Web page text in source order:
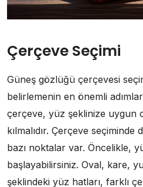
Çerçeve Seçimi
Güneş gözlüğü çerçevesi
belirlemenin en önemli
çerçeve, yüz şeklinize uygun
kılmalıdır. Çerçeve
bazı noktalar var. Öncelikle,
başlayabilirsiniz. Oval, kare,
şeklindeki yüz hatları, farklı